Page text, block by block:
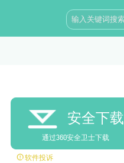
安全下载
通过360安全卫士下载
软件投诉